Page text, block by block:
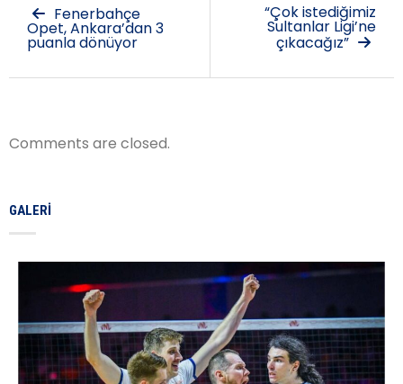
Fenerbahçe
Opet, Ankara’dan 3
puanla dönüyor
“Çok istediğimiz
Sultanlar Ligi’ne
çıkacağız”
Comments are closed.
GALERI